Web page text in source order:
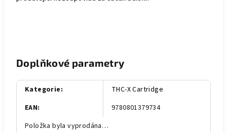
Doplňkové parametry
Kategorie:
THC-X Cartridge
EAN:
9780801379734
Položka byla vyprodána…